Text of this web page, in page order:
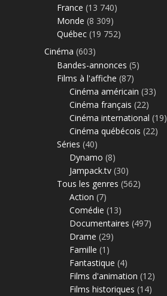
France (13 740)
Monde (8 309)
Québec (19 752)
Cinéma (603)
Bandes-annonces (5)
Films à l'affiche (87)
Cinéma américain (33)
Cinéma français (22)
Cinéma international (19)
Cinéma québécois (22)
Séries (40)
Dynamo (8)
Jampack.tv (30)
Tous les genres (562)
Action (7)
Comédie (13)
Documentaires (497)
Drame (29)
Famille (1)
Fantastique (4)
Films d'animation (12)
Films historiques (14)